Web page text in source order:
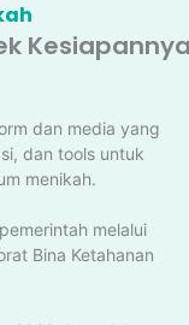
dan media yang
dan tools untuk
menikah.
melalui
Bina Ketahanan